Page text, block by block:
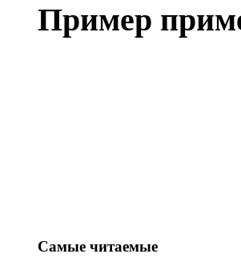
Пример
Самые читаемые